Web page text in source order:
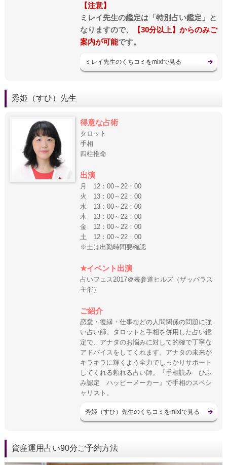
【注意】
ミレイ先生の鑑定は「特別占い鑑定」と
なりますので、
【30分以上】からのみご
案内が可能です。
ミレイ先生のくちコミをmixiで見る
秀姫（すひ）先生
得意な占術
タロット
手相
四柱推命
出演
月 12：00～22：00
火 13：00～22：00
水 13：00～22：00
木 13：00～22：00
金 12：00～22：00
土 12：00～22：00
※土は出勤時間要確認
★イベント出演
占いフェス2017＠表参道ヒルズ（ザッパラス
主催）
ご紹介
恋愛・復縁・仕事などの人間関係の問題に強
い占い師。タロットと手相を併用した占い鑑
定で、アナタのお悩みに対して的確で丁寧な
アドバイスをしてくれます。アナタの未来が
キラキラに輝くよう全力でしっかりサポート
してくれる頼れる占い師。『手相読み ひふ
み認定 ハッピーメーカー』で手相のスペシ
ャリスト。
秀姫（すひ）先生のくちコミをmixiで見る
資産運用占い90分ご予約方法